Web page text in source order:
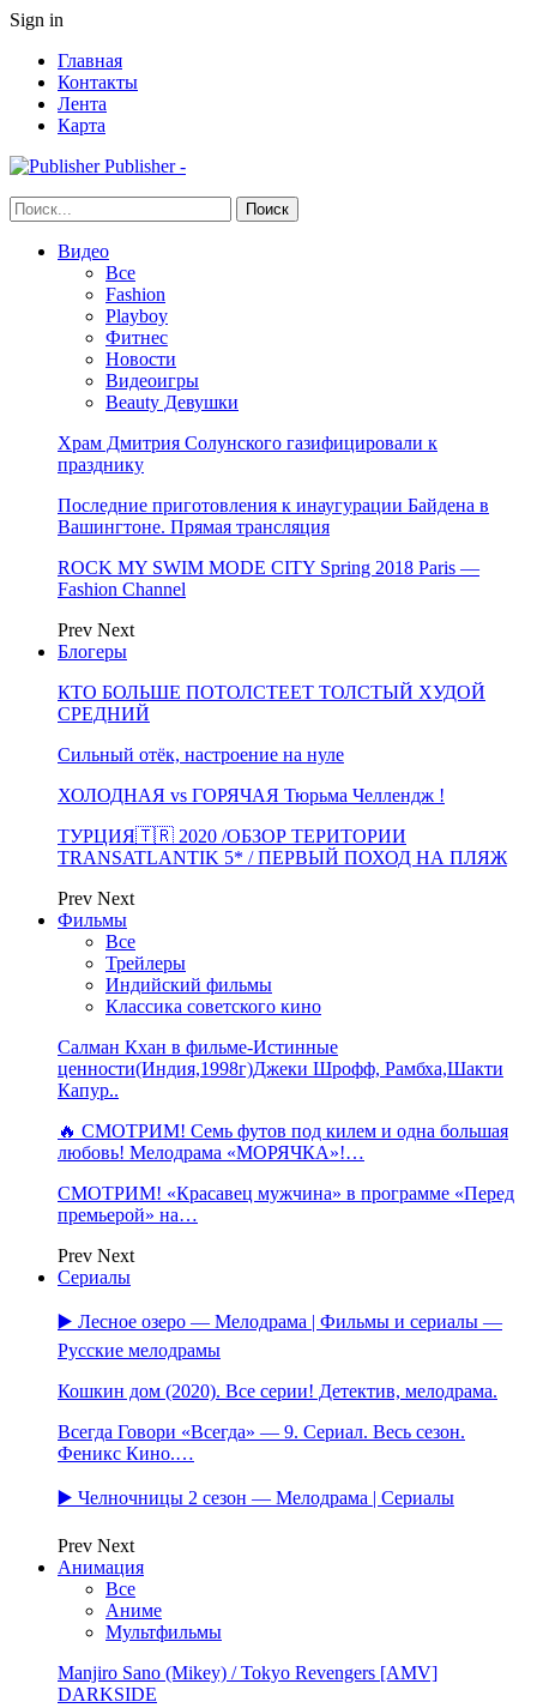
Sign in
Главная
Контакты
Лента
Карта
Publisher -
Видео
Все
Fashion
Playboy
Фитнес
Новости
Видеоигры
Beauty Девушки
Храм Дмитрия Солунского газифицировали к
празднику
Последние приготовления к инаугурации Байдена в
Вашингтоне. Прямая трансляция
ROCK MY SWIM MODE CITY Spring 2018 Paris —
Fashion Channel
Prev Next
Блогеры
КТО БОЛЬШЕ ПОТОЛСТЕЕТ ТОЛСТЫЙ ХУДОЙ
СРЕДНИЙ
Сильный отёк, настроение на нуле
ХОЛОДНАЯ vs ГОРЯЧАЯ Тюрьма Челлендж !
ТУРЦИЯ🇹🇷 2020 /ОБЗОР ТЕРИТОРИИ
TRANSATLANTIK 5* / ПЕРВЫЙ ПОХОД НА ПЛЯЖ
Prev Next
Фильмы
Все
Трейлеры
Индийский фильмы
Классика советского кино
Салман Кхан в фильме-Истинные
ценности(Индия,1998г)Джеки Шрофф, Рамбха,Шакти
Капур..
🔥 СМОТРИМ! Семь футов под килем и одна большая
любовь! Мелодрама «МОРЯЧКА»!…
СМОТРИМ! «Красавец мужчина» в программе «Перед
премьерой» на…
Prev Next
Сериалы
▶️ Лесное озеро — Мелодрама | Фильмы и сериалы —
Русские мелодрамы
Кошкин дом (2020). Все серии! Детектив, мелодрама.
Всегда Говори «Всегда» — 9. Сериал. Весь сезон.
Феникс Кино.…
▶️ Челночницы 2 сезон — Мелодрама | Сериалы
Prev Next
Анимация
Все
Аниме
Мультфильмы
Manjiro Sano (Mikey) / Tokyo Revengers [AMV]
DARKSIDE